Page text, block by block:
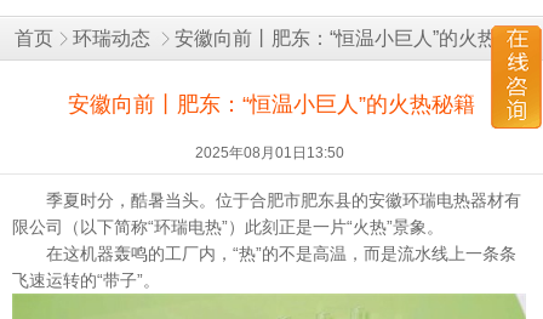
首页 环瑞动态 安徽向前丨肥东：“恒温小巨人”的火热秘籍
安徽向前丨肥东：“恒温小巨人”的火热秘籍
2025年08月01日13:50
季夏时分，酷暑当头。位于合肥市肥东县的安徽环瑞电热器材有
限公司（以下简称“环瑞电热”）此刻正是一片“火热”景象。
在这机器轰鸣的工厂内，“热”的不是高温，而是流水线上一条条
飞速运转的“带子”。